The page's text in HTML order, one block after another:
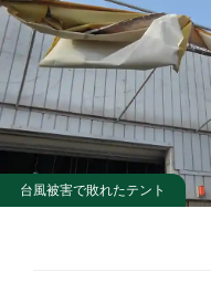
台風被害で敗れたテント